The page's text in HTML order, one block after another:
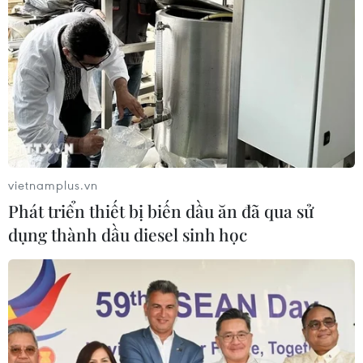
người thiệt mạng
08/08/2026 09:03
Khởi tố 19 đối tượng cướp
giật tài sản tại Công ty Tân Huê Viên
08/08/2026 08:52
Bí thư Thành ủy Hà Nội thúc tiến độ
hai dự án giao thông trọng điểm
Nam Thủ đô
08/08/2026 08:52
Đề xuất hơn 65.500 tỷ đồng đầu tư
Dự án đường cao tốc nối Lai Châu-
vietnamplus.vn
Phát triển thiết bị biến dầu ăn đã qua sử
dụng thành dầu diesel sinh học